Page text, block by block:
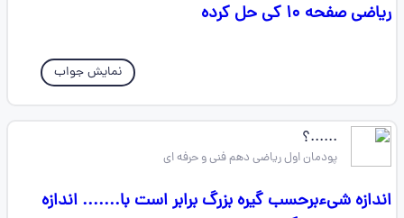
ریاضی صفحه ۱۰ کی حل کرده
نمایش جواب
......؟
پودمان اول ریاضی دهم فنی و حرفه ای
اندازه شیءبرحسب گیره بزرگ برابر است با....... اندازه